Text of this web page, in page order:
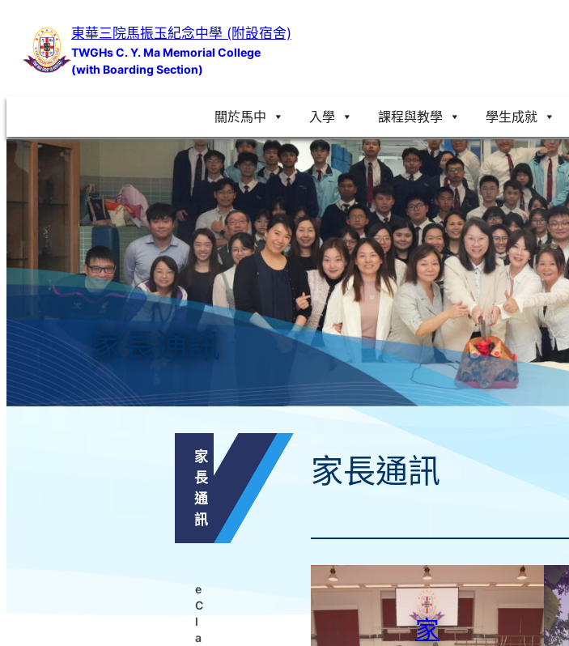
內
東華三院馬振玉紀念中學 (附設宿舍)
TWGHs C. Y. Ma Memorial College
(with Boarding Section)
關於馬中 入學 課程與教學 學生成就
家長通訊
家
長
通
訊
e
C
l
a
家長通訊
家